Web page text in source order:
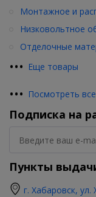
••• Еще товары
Монтажное и
Низковольтное
Отделочные
••• Посмотреть
Подписка на
Пункты
г. Хабаровск,